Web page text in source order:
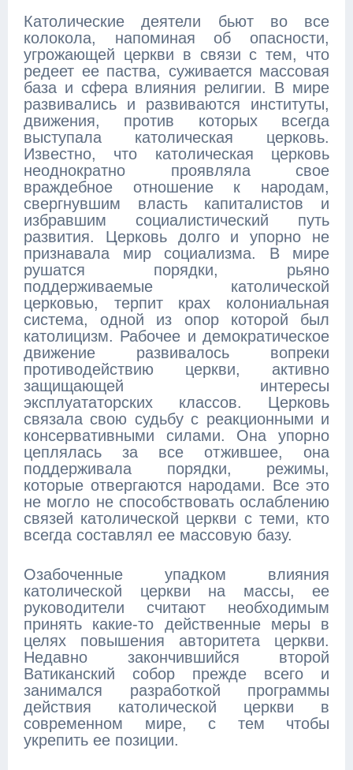
Католические деятели бьют во все
колокола, напоминая об опасности,
угрожающей церкви в связи с тем, что
редеет ее паства, суживается массовая
база и сфера влияния религии. В мире
развивались и развиваются институты,
движения, против которых всегда
выступала католическая церковь.
Известно, что католическая церковь
неоднократно проявляла свое
враждебное отношение к народам,
свергнувшим власть капиталистов и
избравшим социалистический путь
развития. Церковь долго и упорно не
признавала мир социализма. В мире
рушатся порядки, рьяно
поддерживаемые католической
церковью, терпит крах колониальная
система, одной из опор которой был
католицизм. Рабочее и демократическое
движение развивалось вопреки
противодействию церкви, активно
защищающей интересы
эксплуататорских классов. Церковь
связала свою судьбу с реакционными и
консервативными силами. Она упорно
цеплялась за все отжившее, она
поддерживала порядки, режимы,
которые отвергаются народами. Все это
не могло не способствовать ослаблению
связей католической церкви с теми, кто
всегда составлял ее массовую базу.
Озабоченные упадком влияния
католической церкви на массы, ее
руководители считают необходимым
принять какие-то действенные меры в
целях повышения авторитета церкви.
Недавно закончившийся второй
Ватиканский собор прежде всего и
занимался разработкой программы
действия католической церкви в
современном мире, с тем чтобы
укрепить ее позиции.